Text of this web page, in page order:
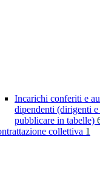
Incarichi conferiti e
dipendenti (dirigenti
pubblicare in tabelle)
collettiva 1